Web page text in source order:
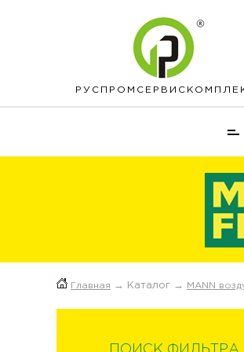
РУСПРОМ
Главная → Каталог → MANN